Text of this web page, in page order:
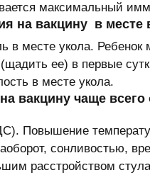
максимальный
на вакцину  в месте
в месте укола. Ребенок
(щадить ее) в первые
в месте укола.
вакцину чаще
Повышение
сонливостью,
расстройством